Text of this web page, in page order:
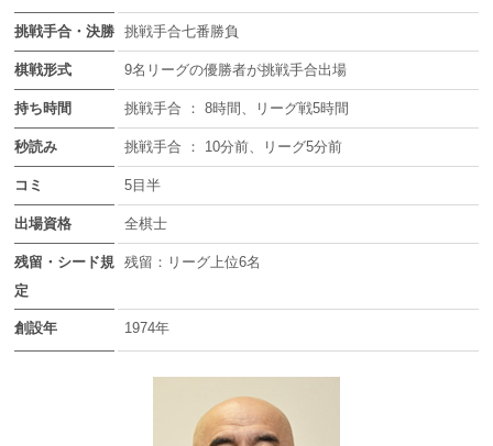
挑戦手合・決勝 挑戦手合七番勝負
棋戦形式 9名リーグの優勝者が挑戦手合出場
持ち時間 挑戦手合 ： 8時間、リーグ戦5時間
秒読み 挑戦手合 ： 10分前、リーグ5分前
コミ 5目半
出場資格 全棋士
残留・シード規
定
残留：リーグ上位6名
創設年 1974年